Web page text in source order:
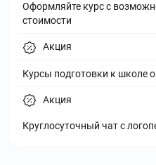
Оформляйте курс с
стоимости
Акция
Курсы подготовки к школе
Акция
Круглосуточный чат с